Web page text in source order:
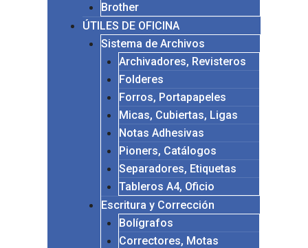
Brother
ÚTILES DE OFICINA
Sistema de Archivos
Archivadores, Revisteros
Folderes
Forros, Portapapeles
Micas, Cubiertas, Ligas
Notas Adhesivas
Pioners, Catálogos
Separadores, Etiquetas
Tableros A4, Oficio
Escritura y Corrección
Bolígrafos
Correctores, Motas